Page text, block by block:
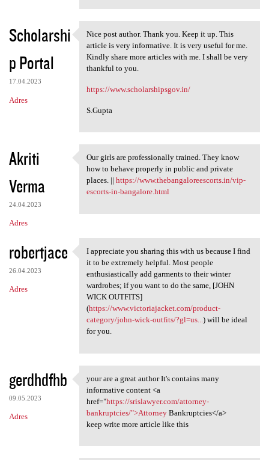
Scholarshi
p Portal
17.04.2023
Adres
Nice post author. Thank you.
Nice post author. Thank you. Keep it up. This
article is very informative. It is very useful for me.
Kindly share more articles with me. I shall be very
thankful to you.
https://www.scholarshipsgov.in/
S.Gupta
Akriti
Verma
24.04.2023
Adres
Our girls are professionally
Our girls are professionally trained. They know
how to behave properly in public and private
places. || https://www.thebangaloreescorts.in/vip-
escorts-in-bangalore.html
robertjace
26.04.2023
Adres
I appreciate you sharing this
I appreciate you sharing this with us because I find
it to be extremely helpful. Most people
enthusiastically add garments to their winter
wardrobes; if you want to do the same, [JOHN
WICK OUTFITS]
(https://www.victoriajacket.com/product-
category/john-wick-outfits/?gl=us...) will be ideal
for you.
gerdhdfhb
09.05.2023
Adres
your are a great author It's
your are a great author It's contains many
informative content <a
href="https://srislawyer.com/attorney-
bankruptcies/">AttorneyBankruptcies</a>
keep write more article like this